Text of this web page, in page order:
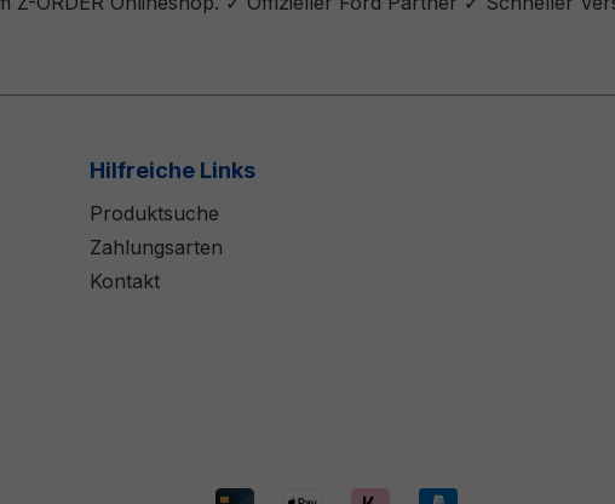
Hilfreiche Links
Produktsuche
Zahlungsarten
Kontakt